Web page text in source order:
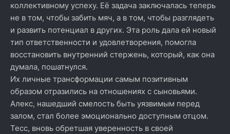
коллективному успеху. Её задача заключалась теперь
не в том, чтобы забить мяч, а в том, чтобы разглядеть
и развить потенциал в других. Эта роль дала ей новый
тип ответственности и удовлетворения, помогла
восстановить внутренний стержень, который, как она
думала, пошатнулся.
Их личные трансформации самым позитивным
образом отразились на отношениях с сыновьями.
Алекс, нашедший смелость быть уязвимым перед
залом, стал более эмоционально доступным отцом.
Тесс, вновь обретшая уверенность в своей